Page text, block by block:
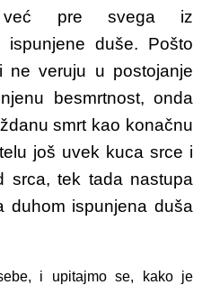
već pre svega iz
ispunjene duše. Pošto
ne veruju u postojanje
besmrtnost, onda
smrt kao konačnu
još uvek kuca srce i
srca, tek tada nastupa
duhom ispunjena duša
i upitajmo se, kako je